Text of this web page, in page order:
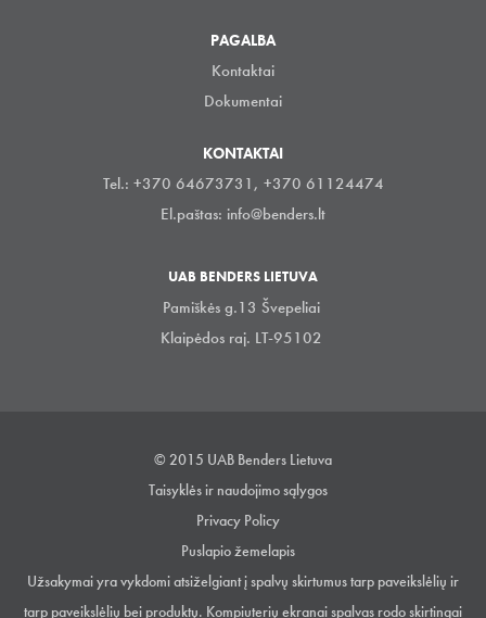
PAGALBA
Kontaktai
Dokumentai
KONTAKTAI
Tel.: +370 64673731, +370 61124474
El.paštas: info@benders.lt
UAB BENDERS LIETUVA
Pamiškės g.13 Švepeliai
Klaipėdos raj. LT-95102
© 2015 UAB Benders Lietuva
Taisyklės ir naudojimo sąlygos
Privacy Policy
Puslapio žemelapis
Užsakymai yra vykdomi atsiželgiant į spalvų skirtumus tarp paveikslėlių ir
tarp paveikslėlių bei produktų. Kompiuterių ekranai spalvas rodo skirtingai